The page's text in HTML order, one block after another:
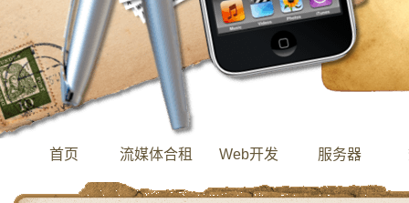
首页 流媒体合租 Web开发 服务器